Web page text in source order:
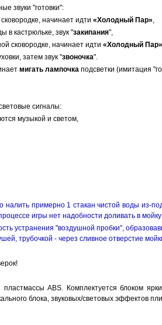
звуки "готовки":
начинает идти «Холодный Пар»,
в кастрюльке, звук "закипания",
сковородке, начинает идти «Холодный Пар»
затем звук "звоночка".
мигать лампочкаподсветки (имитация
сигналы:
музыкой и светом,
примерно 1 стакан чистой воды из-
игры нет надобности доливать в
устранения "воздушной пробки",
трубочкой - через сливное отверстие
ABS. Комплектуется блоком
блока, звуковых/световых эффектов